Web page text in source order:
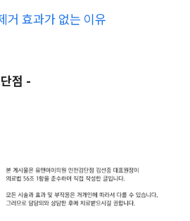
거 효과가 없는 이유
점 -